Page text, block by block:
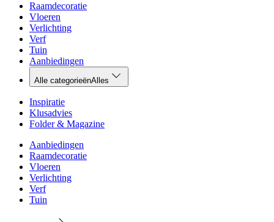
Raamdecoratie
Vloeren
Verlichting
Verf
Tuin
Aanbiedingen
Alle categorieënAlles
Inspiratie
Klusadvies
Folder & Magazine
Aanbiedingen
Raamdecoratie
Vloeren
Verlichting
Verf
Tuin